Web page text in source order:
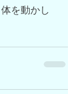
を動かし